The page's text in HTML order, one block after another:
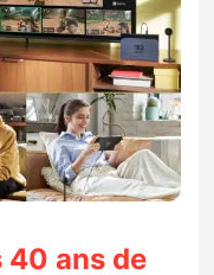
40 ans de